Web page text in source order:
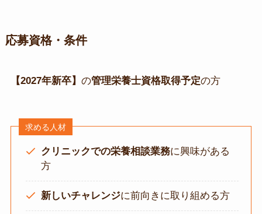
応募資格・条件
【2027年新卒】 の管理栄養士資格取得予定の方
求める人材
クリニックでの栄養相談業務に興味がある
方
新しいチャレンジに前向きに取り組める方